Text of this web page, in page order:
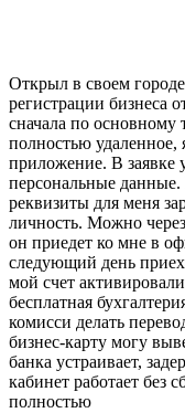
Открыл в своем
регистрации бизнеса
сначала по основному
полностью удаленное,
приложение. В заявке
персональные
реквизиты для меня
личность. Можно
он приедет ко мне в
следующий день
мой счет
бесплатная
комисси делать
бизнес-карту могу
банка устраивает,
кабинет работает без
полностью